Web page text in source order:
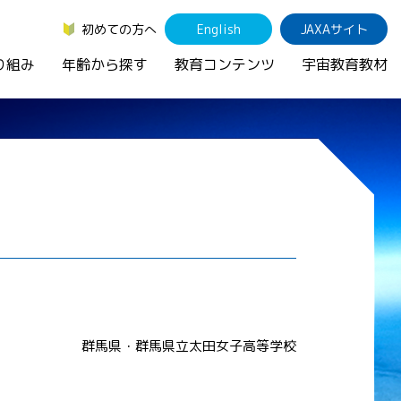
初めての方へ English JAXAサイト
組み 年齢から探す 教育コンテンツ 宇宙教育教材
群馬県・群馬県立太田女子高等学校